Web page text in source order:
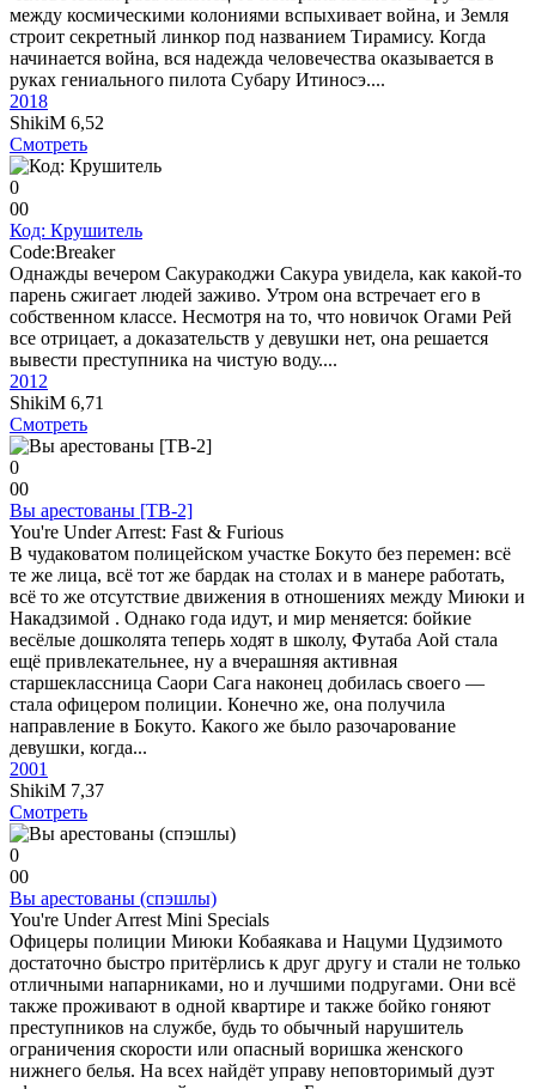
между космическими колониями вспыхивает война, и Земля
строит секретный линкор под названием Тирамису. Когда
начинается война, вся надежда человечества оказывается в
руках гениального пилота Субару Итиносэ....
2018
ShikiM 6,52
Смотреть
0
00
Код: Крушитель
Code:Breaker
Однажды вечером Сакуракоджи Сакура увидела, как какой-то
парень сжигает людей заживо. Утром она встречает его в
собственном классе. Несмотря на то, что новичок Огами Рей
все отрицает, а доказательств у девушки нет, она решается
вывести преступника на чистую воду....
2012
ShikiM 6,71
Смотреть
0
00
Вы арестованы [ТВ-2]
You're Under Arrest: Fast & Furious
В чудаковатом полицейском участке Бокуто без перемен: всё
те же лица, всё тот же бардак на столах и в манере работать,
всё то же отсутствие движения в отношениях между Миюки и
Накадзимой . Однако года идут, и мир меняется: бойкие
весёлые дошколята теперь ходят в школу, Футаба Аой стала
ещё привлекательнее, ну а вчерашняя активная
старшеклассница Саори Сага наконец добилась своего —
стала офицером полиции. Конечно же, она получила
направление в Бокуто. Какого же было разочарование
девушки, когда...
2001
ShikiM 7,37
Смотреть
0
00
Вы арестованы (cпэшлы)
You're Under Arrest Mini Specials
Офицеры полиции Миюки Кобаякава и Нацуми Цудзимото
достаточно быстро притёрлись к друг другу и стали не только
отличными напарниками, но и лучшими подругами. Они всё
также проживают в одной квартире и также бойко гоняют
преступников на службе, будь то обычный нарушитель
ограничения скорости или опасный воришка женского
нижнего белья. На всех найдёт управу неповторимый дуэт